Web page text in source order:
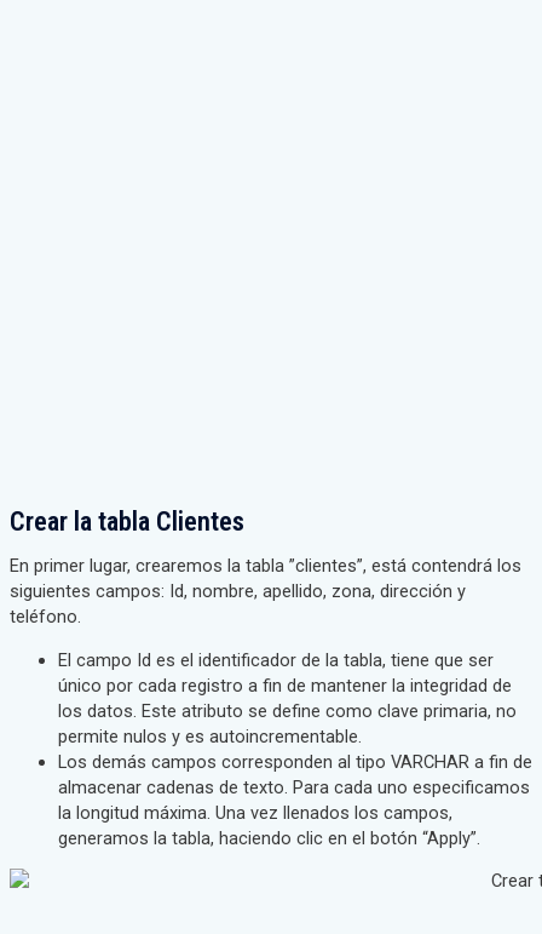
Crear la tabla Clientes
En primer lugar, crearemos la tabla ”clientes”, está contendrá los
siguientes campos: Id, nombre, apellido, zona, dirección y
teléfono.
El campo Id es el identificador de la tabla, tiene que ser
único por cada registro a fin de mantener la integridad de
los datos. Este atributo se define como clave primaria, no
permite nulos y es autoincrementable.
Los demás campos corresponden al tipo VARCHAR a fin de
almacenar cadenas de texto. Para cada uno especificamos
la longitud máxima. Una vez llenados los campos,
generamos la tabla, haciendo clic en el botón “Apply”.